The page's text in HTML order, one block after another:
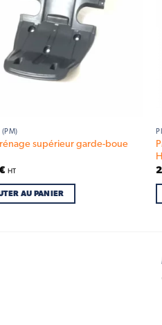
(PM)
supérieur garde-boue
€ HT
AU PANIER